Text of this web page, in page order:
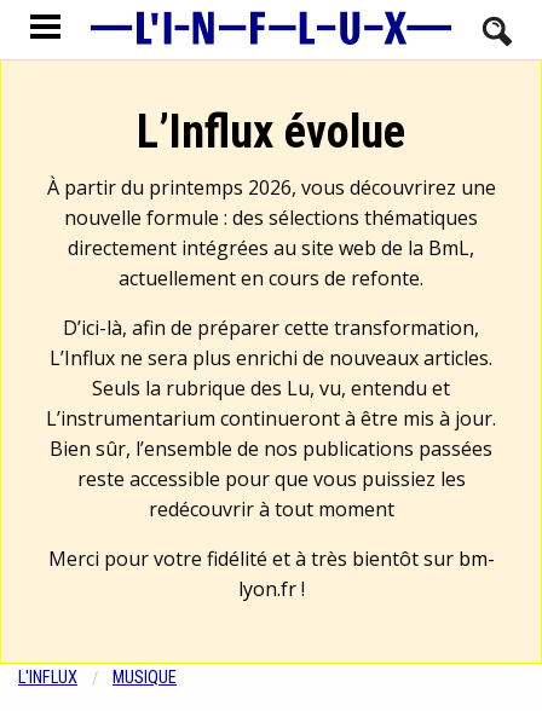
L’Influx évolue
À partir du printemps 2026, vous découvrirez une
nouvelle formule : des sélections thématiques
directement intégrées au site web de la BmL,
actuellement en cours de refonte.
D’ici-là, afin de préparer cette transformation,
L’Influx ne sera plus enrichi de nouveaux articles.
Seuls la rubrique des Lu, vu, entendu et
L’instrumentarium continueront à être mis à jour.
Bien sûr, l’ensemble de nos publications passées
reste accessible pour que vous puissiez les
redécouvrir à tout moment
Merci pour votre fidélité et à très bientôt sur bm-
lyon.fr!
L'INFLUX MUSIQUE